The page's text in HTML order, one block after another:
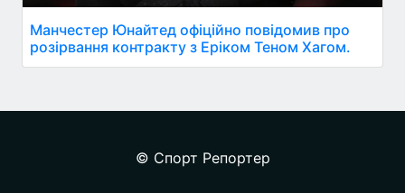
Манчестер Юнайтед офіційно повідомив про
розірвання контракту з Еріком Теном Хагом.
© Спорт Репортер